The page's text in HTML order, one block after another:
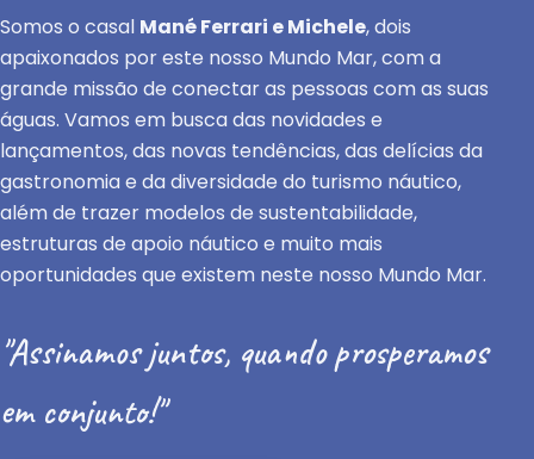
Somos o casal Mané Ferrari e Michele, dois
apaixonados por este nosso Mundo Mar, com a
grande missão de conectar as pessoas com as suas
águas. Vamos em busca das novidades e
lançamentos, das novas tendências, das delícias da
gastronomia e da diversidade do turismo náutico,
além de trazer modelos de sustentabilidade,
estruturas de apoio náutico e muito mais
oportunidades que existem neste nosso Mundo Mar.
"Assinamos juntos, quando prosperamos
em conjunto!"